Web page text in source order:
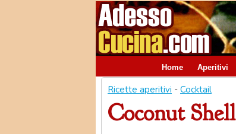
Home Aperitivi
Ricette aperitivi - Cocktail
Coconut Shell